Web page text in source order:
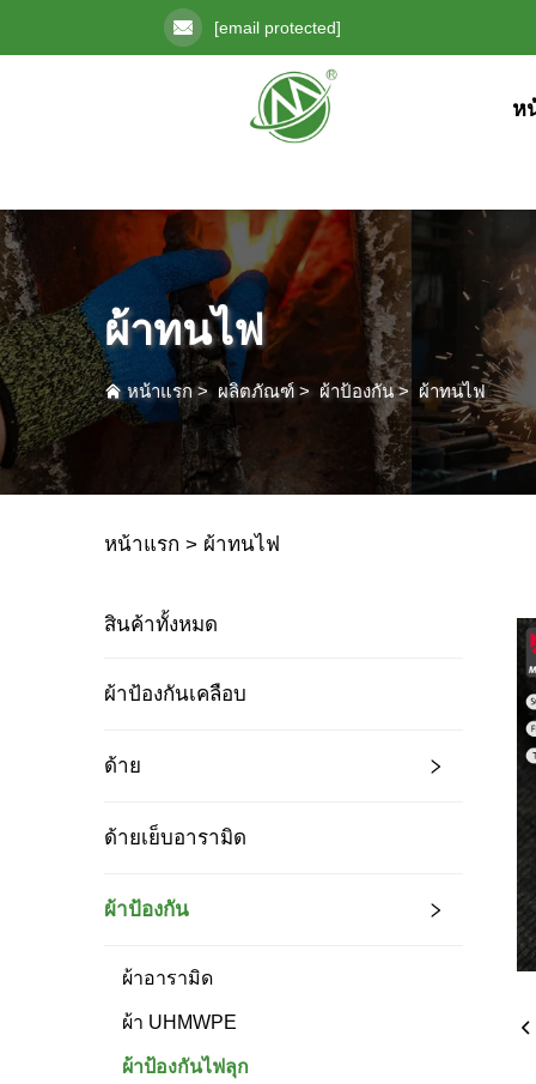
[email protected]
ห
ผ้าทนไฟ
หน้าแรก> ผลิตภัณฑ์ > ผ้าป้องกัน> ผ้าทนไฟ
หน้าแรก > ผ้าทนไฟ
สินค้าทั้งหมด
ผ้าป้องกันเคลือบ
ด้าย
ด้ายเย็บอารามิด
ผ้าป้องกัน
ผ้าอารามิด
ผ้า UHMWPE
ผ้าป้องกันไฟลุก